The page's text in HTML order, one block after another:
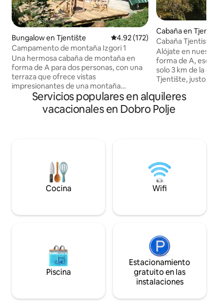
Bungalow en Tjentište Calificación promedio: 4.92 de
4.92 (172)
Campamento de montaña Izgori 1
Una hermosa cabaña de montaña en
forma de A para dos personas, con una
terraza que ofrece vistas
impresionantes de una montaña
majestuosa. La cabaña no tiene
electricidad, pero sí tiene iluminación,
electrodomésticos y todo lo que
saludable y de alta calidad. Las camas se
pueden unir para que también puedas
tener una cama tamaño queen. El
inodoro y la ducha están ubicados a 35
azulejos de cerámica. No hay agua
Cabaña en
Cabaña Tjentiste
panorámica a la
Alójate en
forma de A,
solo 3 km de la
Tjentište, justo
Maglic, el bosque
el lago
excursionistas y
local (Outdoor
metros de
caseras durante todo el
pájaros, aire
Servicios populares en alquileres
vacacionales en Dobro Polje
Cocina Wifi
Piscina
Estacionamiento
gratuito en las
instalaciones